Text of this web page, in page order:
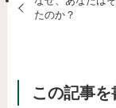
たのか？
この記事を